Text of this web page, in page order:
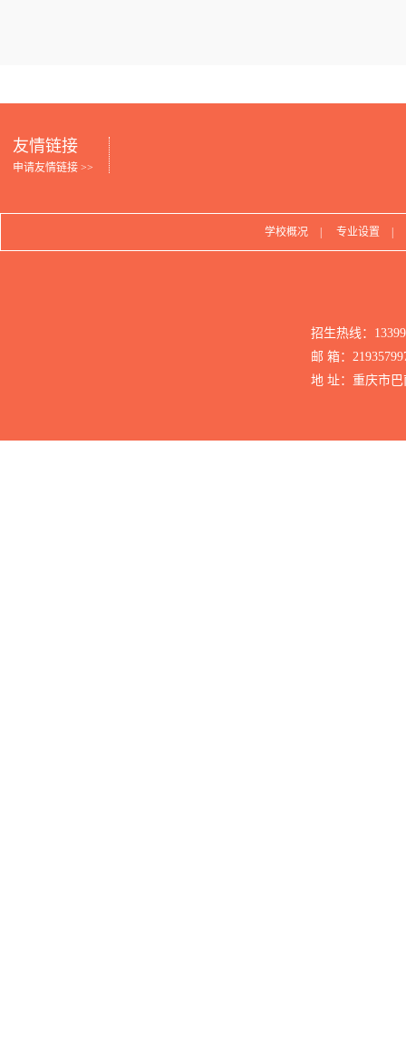
友情链接
申请友情链接 >>
学校概况 专业设置
招生热线：
邮 箱：
地 址：重庆市